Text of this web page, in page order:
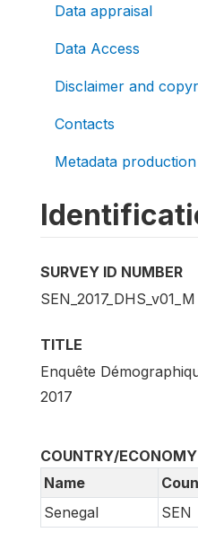
Data appraisal
Data Access
Disclaimer and
Contacts
Metadata production
SURVEY ID NUMBER
SEN_2017_DHS_v01_M
TITLE
Enquête
2017
COUNTRY/ECONOMY
Name
Senegal
SEN